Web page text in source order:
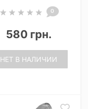
0
580 грн.
НЕТ В НАЛИЧИИ